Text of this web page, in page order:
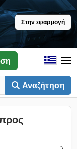
Στην εφαρμογή
Αναζήτηση